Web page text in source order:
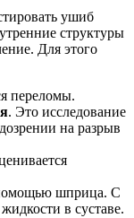
ушиб
структуры
Для этого
переломы.
. Это исследование
на разрыв
шприца. С
в суставе.